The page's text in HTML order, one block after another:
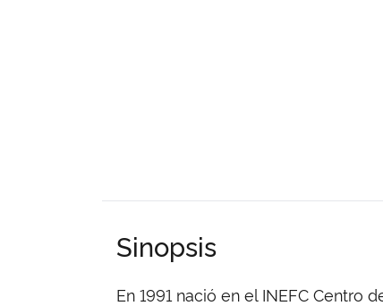
Sinopsis
En 1991 nació en el INEFC Centro